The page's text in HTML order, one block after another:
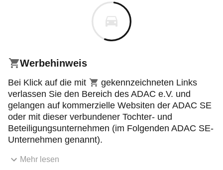
Werbehinweis
Bei Klick auf die mit Einkaufswagensymbol
gekennzeichneten Links
verlassen Sie den Bereich des ADAC e.V. und
gelangen auf kommerzielle Websiten der ADAC SE
oder mit dieser verbundener Tochter- und
Beteiligungsunternehmen (im Folgenden ADAC SE-
Unternehmen genannt).
Mehr lesen